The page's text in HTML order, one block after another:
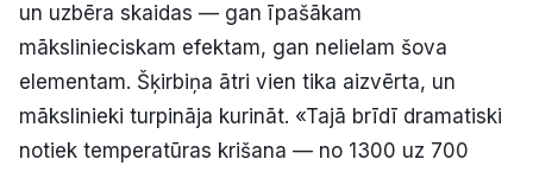
un uzbēra skaidas — gan īpašākam
mākslinieciskam efektam, gan nelielam šova
elementam. Šķirbiņa ātri vien tika aizvērta, un
mākslinieki turpināja kurināt. «Tajā brīdī dramatiski
notiek temperatūras krišana — no 1300 uz 700